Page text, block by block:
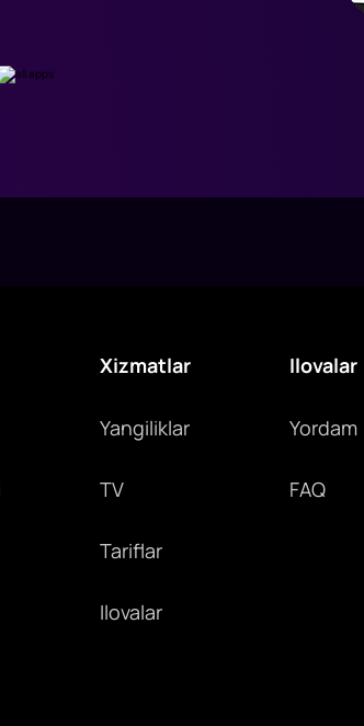
Xizmatlar
Yangiliklar
TV
Tariflar
Ilovalar
Ilovalar
Yordam
FAQ